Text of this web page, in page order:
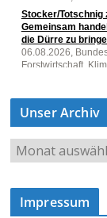
Unser Archiv
U
n
s
Impressum